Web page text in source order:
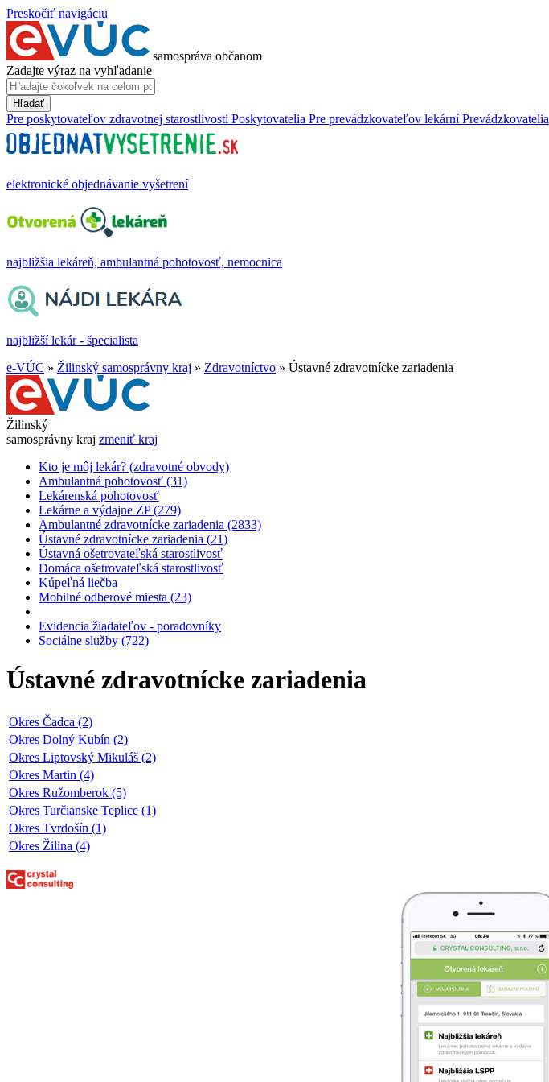
Preskočiť navigáciu
samospráva občanom
Zadajte výraz na vyhľadanie
Hľadať
Pre poskytovateľov zdravotnej starostlivosti Poskytovatelia Pre prevádzkovateľov lekární Prevádzkovatelia
elektronické objednávanie vyšetrení
najbližšia lekáreň, ambulantná pohotovosť, nemocnica
najbližší lekár - špecialista
e-VÚC » Žilinský samosprávny kraj » Zdravotníctvo » Ústavné zdravotnícke zariadenia
Žilinský
samosprávny kraj zmeniť kraj
Kto je môj lekár? (zdravotné obvody)
Ambulantná pohotovosť (31)
Lekárenská pohotovosť
Lekárne a výdajne ZP (279)
Ambulantné zdravotnícke zariadenia (2833)
Ústavné zdravotnícke zariadenia (21)
Ústavná ošetrovateľská starostlivosť
Domáca ošetrovateľská starostlivosť
Kúpeľná liečba
Mobilné odberové miesta (23)
Evidencia žiadateľov - poradovníky
Sociálne služby (722)
Ústavné zdravotnícke zariadenia
Okres Čadca (2)
Okres Dolný Kubín (2)
Okres Liptovský Mikuláš (2)
Okres Martin (4)
Okres Ružomberok (5)
Okres Turčianske Teplice (1)
Okres Tvrdošín (1)
Okres Žilina (4)